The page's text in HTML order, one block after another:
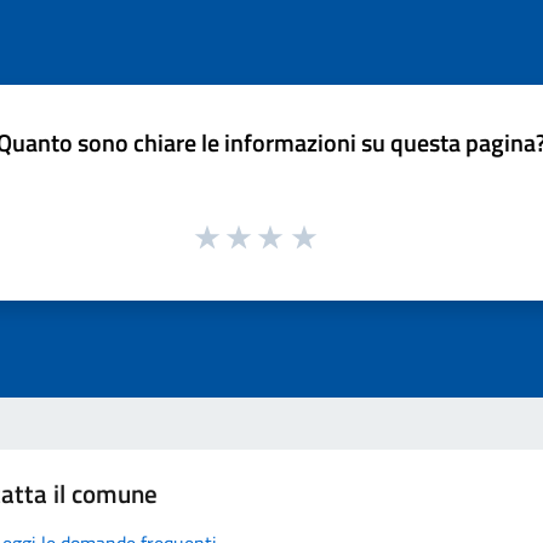
sono chiare le informazioni su questa
il comune